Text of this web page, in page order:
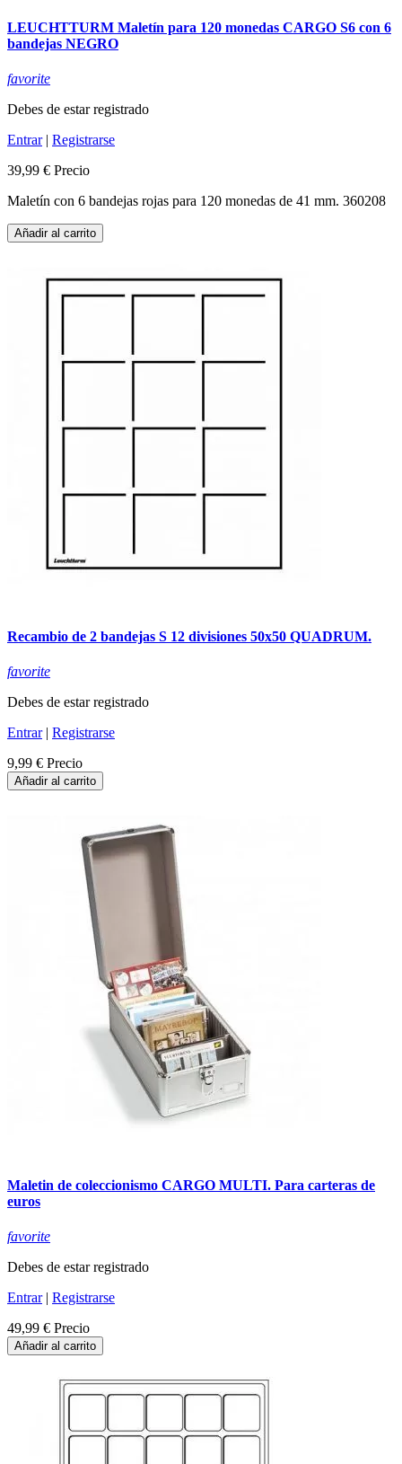
LEUCHTTURM Maletín para 120 monedas CARGO S6 con 6
bandejas NEGRO
favorite
Debes de estar registrado
Entrar| Registrarse
39,99 € Precio
Maletín con 6 bandejas rojas para 120 monedas de 41 mm. 360208
Añadir al carrito
Recambio de 2 bandejas S 12 divisiones 50x50 QUADRUM.
favorite
Debes de estar registrado
Entrar| Registrarse
9,99 € Precio
Añadir al carrito
Maletin de coleccionismo CARGO MULTI. Para carteras de
euros
favorite
Debes de estar registrado
Entrar| Registrarse
49,99 € Precio
Añadir al carrito